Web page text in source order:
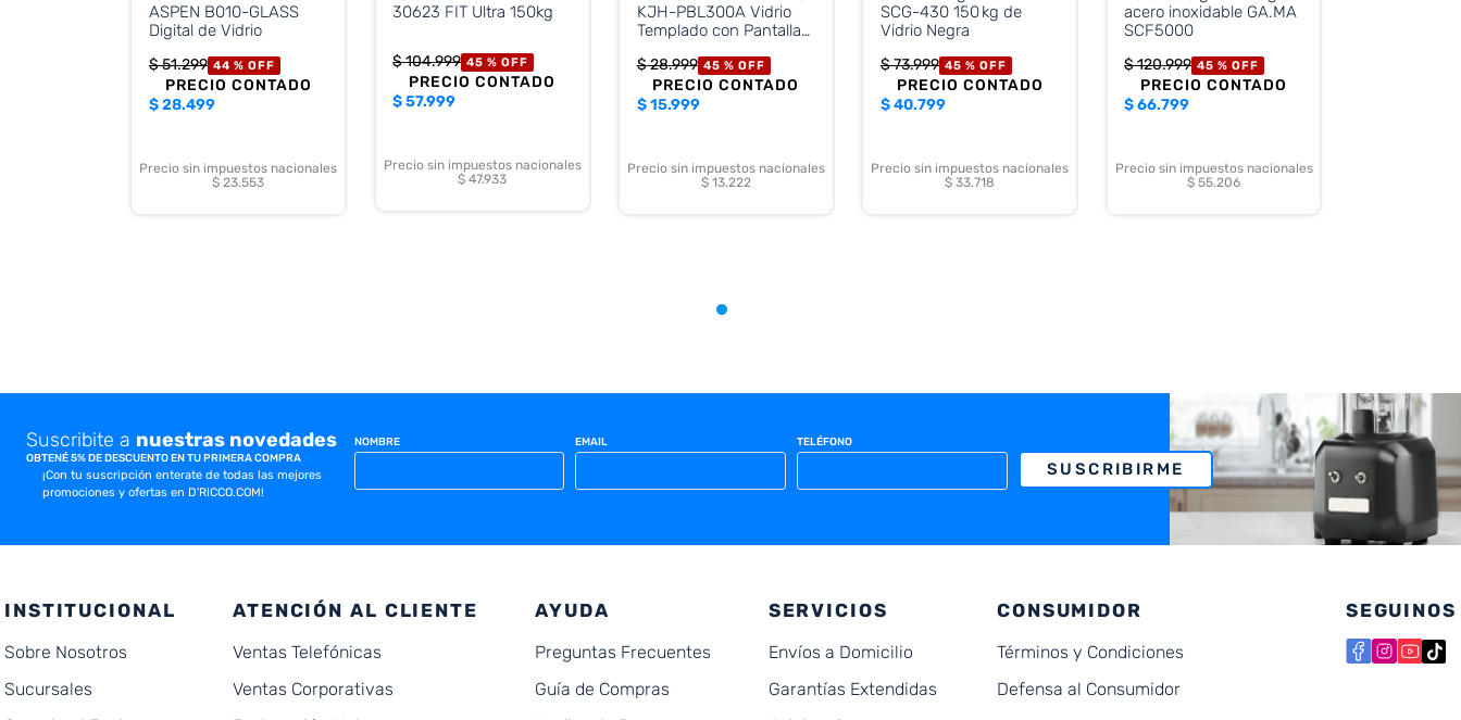
ASPEN B010-GLASS
Digital de Vidrio
$51.299 44 % OFF
PRECIO CONTADO
$28.499
Precio sin impuestos nacionales
$ 23.553
30623 FIT Ultra 150kg
$104.999 45 % OFF
PRECIO CONTADO
$57.999
Precio sin impuestos nacionales
$ 47.933
KJH-PBL300A Vidrio
Templado con Pantalla
$28.999 45 % OFF
PRECIO CONTADO
$15.999
Precio sin impuestos nacionales
$ 13.222
SCG-430 150 kg de
Vidrio Negra
$73.999 45 % OFF
PRECIO CONTADO
$40.799
Precio sin impuestos nacionales
$ 33.718
acero inoxidable GA.MA
SCF5000
$120.999 45 % OFF
PRECIO CONTADO
$66.799
Precio sin impuestos nacionales
$ 55.206
Suscribite a nuestras novedades
OBTENÉ 5% DE DESCUENTO EN TU PRIMERA COMPRA
¡Con tu suscripción enterate de todas las mejores
promociones y ofertas en D'RICCO.COM!
NOMBRE EMAIL TELÉFONO
SUSCRIBIRME
INSTITUCIONAL
Sobre Nosotros
Sucursales
ATENCIÓN AL CLIENTE
Ventas Telefónicas
Ventas Corporativas
AYUDA
Preguntas Frecuentes
Guía de Compras
SERVICIOS
Envíos a Domicilio
Garantías Extendidas
CONSUMIDOR
Términos y Condiciones
Defensa al Consumidor
SEGUINOS